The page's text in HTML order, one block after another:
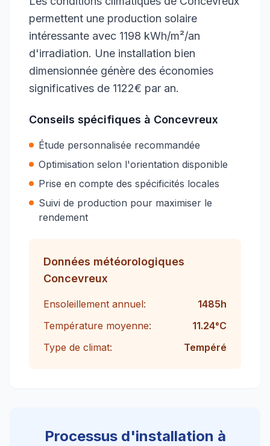
permettent une production solaire
intéressante avec 1198 kWh/m²/an
d'irradiation. Une installation bien
dimensionnée génère des économies
significatives de 1122€ par an.
Conseils spécifiques à Concevreux
Étude personnalisée recommandée
Optimisation selon l'orientation disponible
Prise en compte des spécificités locales
Suivi de production pour maximiser le
rendement
Données météorologiques
Concevreux
Ensoleillement annuel: 1485h
Température moyenne:
11.24°C
Type de climat:
Tempéré
Processus d'installation à